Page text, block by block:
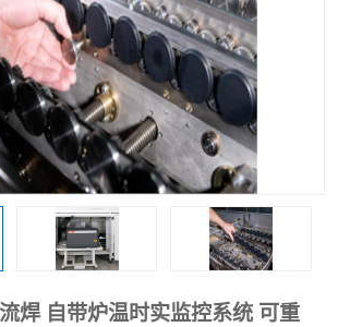
焊 自带炉温时实监控系统 可重